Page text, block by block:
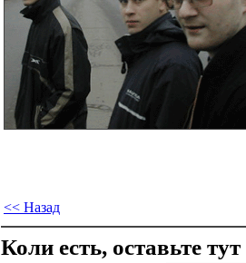
<< Назад
Коли есть, оставьте